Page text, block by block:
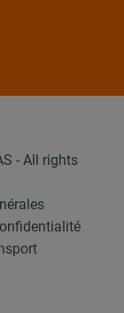
- All rights